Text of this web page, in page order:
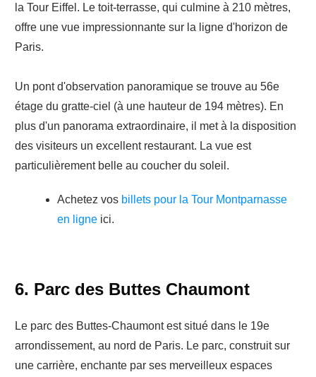
la Tour Eiffel. Le toit-terrasse, qui culmine à 210 mètres,
offre une vue impressionnante sur la ligne d'horizon de
Paris.
Un pont d'observation panoramique se trouve au 56e
étage du gratte-ciel (à une hauteur de 194 mètres). En
plus d'un panorama extraordinaire, il met à la disposition
des visiteurs un excellent restaurant. La vue est
particulièrement belle au coucher du soleil.
Achetez vos billets pour la Tour Montparnasse
en ligne ici.
6. Parc des Buttes Chaumont
Le parc des Buttes-Chaumont est situé dans le 19e
arrondissement, au nord de Paris. Le parc, construit sur
une carrière, enchante par ses merveilleux espaces